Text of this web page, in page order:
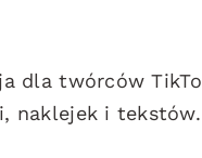
dla twórców
naklejek i